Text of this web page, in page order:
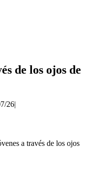
de los ojos de
26|
a través de los ojos